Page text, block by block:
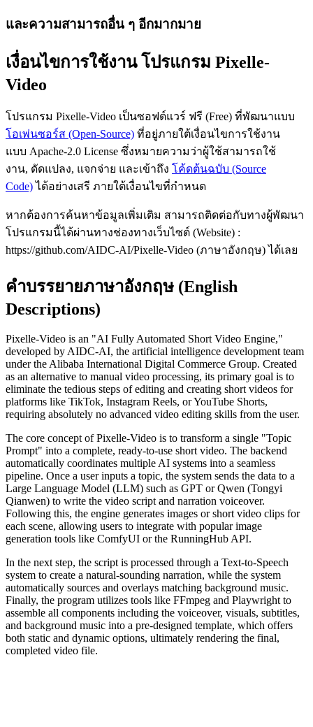
และความสามารถอื่น ๆ อีกมากมาย
เงื่อนไขการใช้งาน โปรแกรม Pixelle-
Video
โปรแกรม Pixelle-Video เป็นซอฟต์แวร์ ฟรี (Free) ที่พัฒนาแบบ
โอเพ่นซอร์ส (Open-Source) ที่อยู่ภายใต้เงื่อนไขการใช้งาน
แบบ Apache-2.0 License ซึ่งหมายความว่าผู้ใช้สามารถใช้
งาน, ดัดแปลง, แจกจ่าย และเข้าถึง โค้ดต้นฉบับ (Source
Code)ได้อย่างเสรี ภายใต้เงื่อนไขที่กำหนด
หากต้องการค้นหาข้อมูลเพิ่มเติม สามารถติดต่อกับทางผู้พัฒนา
โปรแกรมนี้ได้ผ่านทางช่องทางเว็บไซต์ (Website) :
https://github.com/AIDC-AI/Pixelle-Video (ภาษาอังกฤษ) ได้เลย
คำบรรยายภาษาอังกฤษ (English
Descriptions)
Pixelle-Video is an "AI Fully Automated Short Video Engine,"
developed by AIDC-AI, the artificial intelligence development team
under the Alibaba International Digital Commerce Group. Created
as an alternative to manual video processing, its primary goal is to
eliminate the tedious steps of editing and creating short videos for
platforms like TikTok, Instagram Reels, or YouTube Shorts,
requiring absolutely no advanced video editing skills from the user.
The core concept of Pixelle-Video is to transform a single "Topic
Prompt" into a complete, ready-to-use short video. The backend
automatically coordinates multiple AI systems into a seamless
pipeline. Once a user inputs a topic, the system sends the data to a
Large Language Model (LLM) such as GPT or Qwen (Tongyi
Qianwen) to write the video script and narration voiceover.
Following this, the engine generates images or short video clips for
each scene, allowing users to integrate with popular image
generation tools like ComfyUI or the RunningHub API.
In the next step, the script is processed through a Text-to-Speech
system to create a natural-sounding narration, while the system
automatically sources and overlays matching background music.
Finally, the program utilizes tools like FFmpeg and Playwright to
assemble all components including the voiceover, visuals, subtitles,
and background music into a pre-designed template, which offers
both static and dynamic options, ultimately rendering the final,
completed video file.